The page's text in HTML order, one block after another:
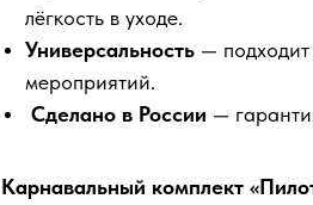
лёгкость в уходе.
Универсальность —
мероприятий.
Сделано в России —
Карнавальный комплект